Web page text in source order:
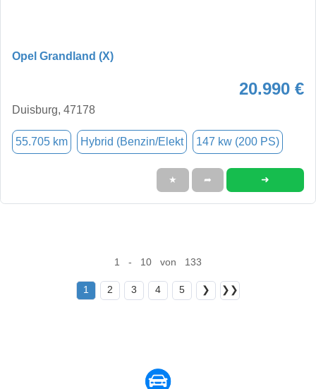
Opel Grandland (X)
20.990 €
Duisburg, 47178
55.705 km Hybrid (Benzin/Elekt 147 kw (200 PS)
★ ➦ ➜
1 - 10 von 133
1 2 3 4 5 ❯ ❯❯